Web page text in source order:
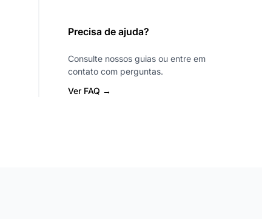
Precisa de ajuda?
Consulte nossos guias ou entre em
contato com perguntas.
Ver FAQ →